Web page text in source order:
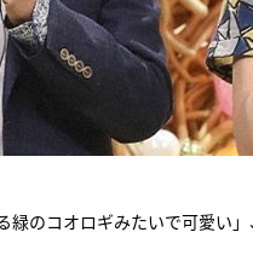
緑のコオロギみたいで可愛い